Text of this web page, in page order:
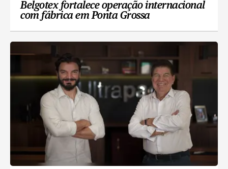
Belgotex fortalece operação internacional
com fábrica em Ponta Grossa